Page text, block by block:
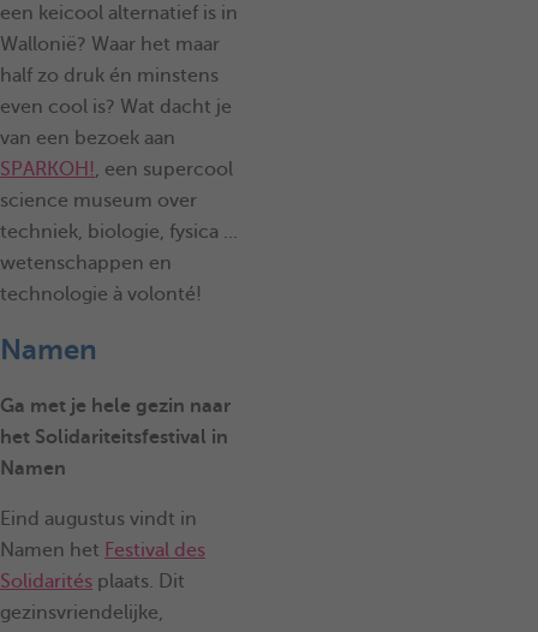
een keicool alternatief is in
Wallonië? Waar het maar
half zo druk én minstens
even cool is? Wat dacht je
van een bezoek aan
SPARKOH!
, een supercool
science museum over
techniek, biologie, fysica ...
wetenschappen en
technologie à volonté!
Namen
Ga met je hele gezin naar
het Solidariteitsfestival in
Namen
Eind augustus vindt in
Namen het Festival des
Solidarités plaats. Dit
gezinsvriendelijke,